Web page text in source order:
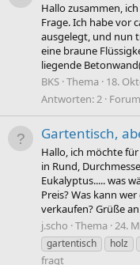
Hallo zusammen,
Frage. Ich habe vor
ausgelegt, und nun
eine braune
liegende
BKS Thema 18.
Antworten: 2
Gartentisch,
Hallo, ich möchte
in Rund,
Eukalyptus..... was
Preis? Was kann
verkaufen? Grüße
j.scho Thema 24.
gartentisch
holz
fragt